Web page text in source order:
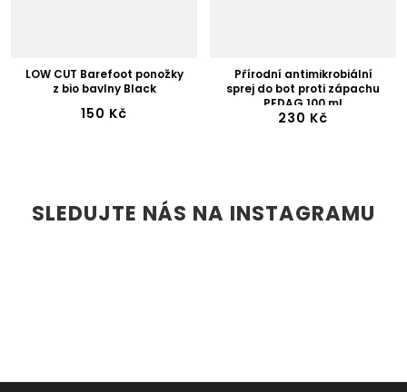
LOW CUT Barefoot ponožky
z bio bavlny Black
150 Kč
Přírodní antimikrobiální
sprej do bot proti zápachu
PEDAG 100 ml
230 Kč
SLEDUJTE NÁS NA INSTAGRAMU